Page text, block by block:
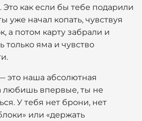
Это как если бы тебе подарили
уже начал копать, чувствуя
а потом карту забрали и
только яма и чувство
это наша абсолютная
любишь впервые, ты не
У тебя нет брони, нет
или «держать